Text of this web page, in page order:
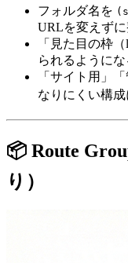
フォルダ名を
URLを変えず
「見た目の枠
られるようにな
「サイト用」
なりにくい構
📦 Route
り）